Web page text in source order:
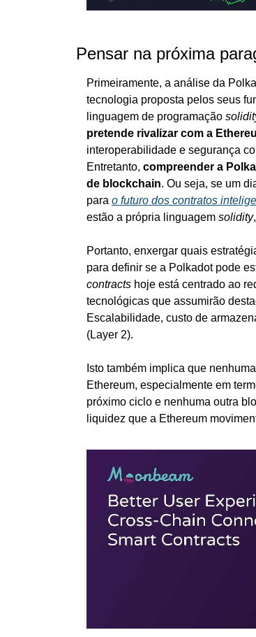
Pensar na próxima
Primeiramente, a análise da
tecnologia proposta pelos seus
linguagem de programação
pretende rivalizar com a
interoperabilidade e segurança
Entretanto, compreender a
de blockchain. Ou seja, se um
para o futuro dos contratos
estão a própria linguagem solidity
Portanto, enxergar quais
para definir se a Polkadot pode
contracts hoje está centrado ao
tecnológicas que assumirão
Escalabilidade, custo de
(Layer 2).
Isto também implica que
Ethereum, especialmente em
próximo ciclo e nenhuma outra
liquidez que a Ethereum